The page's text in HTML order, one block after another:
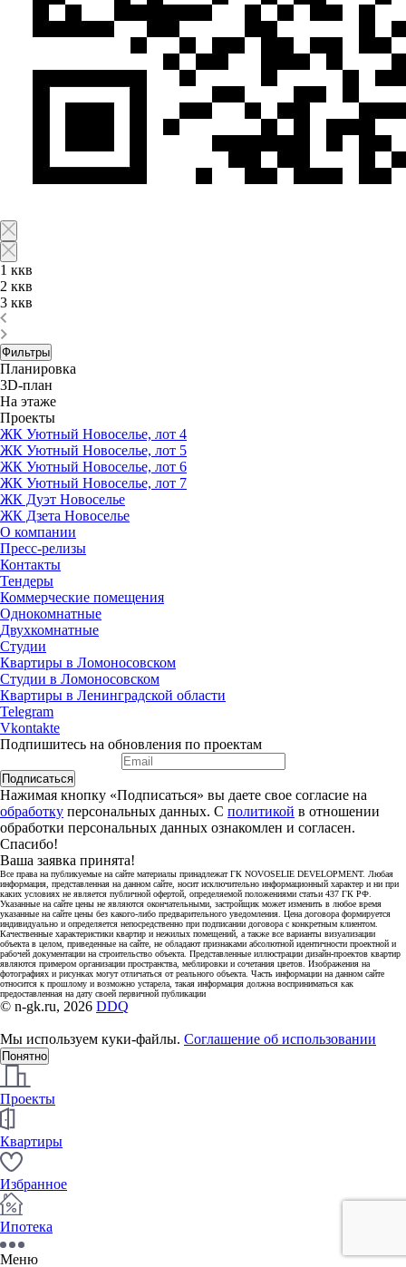
1 ккв
2 ккв
3 ккв
Фильтры
Планировка
3D-план
На этаже
Проекты
ЖК Уютный Новоселье, лот 4
ЖК Уютный Новоселье, лот 5
ЖК Уютный Новоселье, лот 6
ЖК Уютный Новоселье, лот 7
ЖК Дуэт Новоселье
ЖК Дзета Новоселье
О компании
Пресс-релизы
Контакты
Тендеры
Коммерческие помещения
Однокомнатные
Двухкомнатные
Студии
Квартиры в Ломоносовском
Студии в Ломоносовском
Квартиры в Ленинградской области
Telegram
Vkontakte
Подпишитесь на обновления по проектам
Подписаться
Нажимая кнопку «Подписаться» вы даете свое согласие на
обработку персональных данных. С политикой в отношении
обработки персональных данных ознакомлен и согласен.
Спасибо!
Ваша заявка принята!
Все права на публикуемые на сайте материалы принадлежат ГК NOVOSELIE DEVELOPMENT. Любая
информация, представленная на данном сайте, носит исключительно информационный характер и ни при
каких условиях не является публичной офертой, определяемой положениями статьи 437 ГК РФ.
Указанные на сайте цены не являются окончательными, застройщик может изменить в любое время
указанные на сайте цены без какого-либо предварительного уведомления. Цена договора формируется
индивидуально и определяется непосредственно при подписании договора с конкретным клиентом.
Качественные характеристики квартир и нежилых помещений, а также все варианты визуализации
объекта в целом, приведенные на сайте, не обладают признаками абсолютной идентичности проектной и
рабочей документации на строительство объекта. Представленные иллюстрации дизайн-проектов квартир
являются примером организации пространства, меблировки и сочетания цветов. Изображения на
фотографиях и рисунках могут отличаться от реального объекта. Часть информации на данном сайте
относится к прошлому и возможно устарела, такая информация должна восприниматься как
предоставленная на дату своей первичной публикации
© n-gk.ru, 2026 DDQ
Мы используем куки-файлы. Соглашение об использовании
Понятно
Проекты
Квартиры
Избранное
Ипотека
Меню